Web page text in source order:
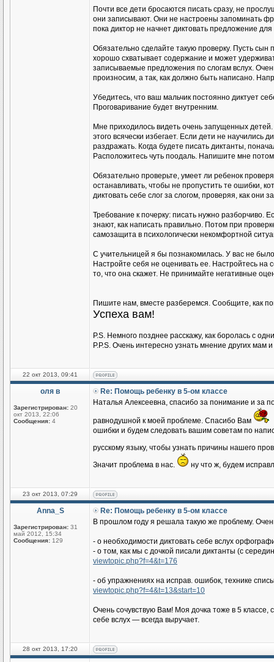
Почти все дети бросаются писать сразу, не
они записывают. Они не настроены запоминать
пока диктор не начнет диктовать предложение для
Обязательно сделайте такую проверку. Пусть сын
хорошо схватывает содержание и может
записываемые предложения по слогам вслух.
произносим, а так, как должно быть написано.
Убедитесь, что ваш мальчик постоянно диктует
Проговаривание будет внутренним.
Мне приходилось видеть очень запущенных детей.
этого всячески избегает. Если дети не
раздражать. Когда будете писать диктанты,
Расположитесь чуть поодаль. Напишите мне
Обязательно проверьте, умеет ли ребенок
останавливать, чтобы не пропустить те ошибки,
диктовать себе слог за слогом, проверяя, как они
Требование к почерку: писать нужно разборчиво.
знают, как написать правильно. Потом при
самозащита в психологически некомфортной
С учительницей я бы познакомилась. У вас не
Настройте себя не оценивать ее. Настройтесь
то, что она скажет. Не принимайте негативные
Пишите нам, вместе разберемся. Сообщите, как
Уcпеха вам!
P.S. Немного позднее расскажу, как боролась с
P.P.S. Очень интересно узнать мнение других мам
22 окт 2013, 09:41
оля в
Зарегистрирован: 20
окт 2013, 22:06
Сообщения: 4
Re: Помощь ребенку в 5-ом классе
Наталья Алексеевна, спасибо за понимание и за
равнодушной к моей проблеме. Спасибо Вам
ошибки и будем следовать вашим советам по
русскому языку, чтобы узнать причины нашего
Значит проблема в нас.
ну что ж, будем
23 окт 2013, 07:29
Anna_S
Зарегистрирован: 31
май 2012, 15:34
Сообщения: 129
Re: Помощь ребенку в 5-ом классе
В прошлом году я решала такую же проблему.
- о необходимости диктовать себе вслух
- о том, как мы с дочкой писали диктанты (с
viewtopic.php?f=4&t=176
- об упражнениях на исправ. ошибок, технике
viewtopic.php?f=4&t=13&start=10
Очень сочувствую Вам! Моя дочка тоже в 5
себе вслух — всегда выручает.
28 окт 2013, 17:20